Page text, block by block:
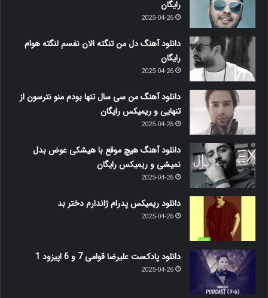
رایگان
2025-04-26
دانلود آهنگ دل من تنگته الان نفسم لنگته هوام
رایگان
2025-04-26
دانلود آهنگ من سی سال تنها بودم منو نترسون از
تنهایی و ریمیکس رایگان
2025-04-26
دانلود آهنگ هیچ موقع با هیشکی عوض بدل
نمیشی و ریمیکس رایگان
2025-04-26
دانلود ریمیکس پدرام ژاندارم دختر بد
2025-04-26
دانلود پادکست علیرضا قوامی 7 و 6 اپیزود 1
2025-04-26